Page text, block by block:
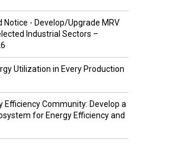
Notice - Develop/Upgrade MRV
Industrial Sectors –
Utilization in Every Production
Efficiency Community: Develop a
for Energy Efficiency and